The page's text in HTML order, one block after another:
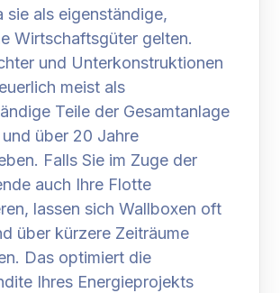
sie als eigenständige,
Wirtschaftsgüter gelten.
und Unterkonstruktionen
meist als
Teile der Gesamtanlage
über 20 Jahre
Falls Sie im Zuge der
auch Ihre Flotte
lassen sich Wallboxen oft
über kürzere Zeiträume
Das optimiert die
Ihres Energieprojekts